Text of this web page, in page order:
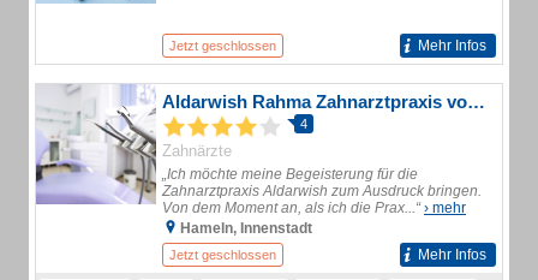
Jetzt geschlossen Mehr Infos
Aldarwish Rahma Zahnarztpraxis vormals Praxis Bellmer
4
Zahnärzte
„Ich möchte meine Begeisterung für die
Zahnarztpraxis Aldarwish zum Ausdruck bringen.
Von dem Moment an, als ich die Prax...“› mehr
Hameln, Innenstadt
Jetzt geschlossen Mehr Infos